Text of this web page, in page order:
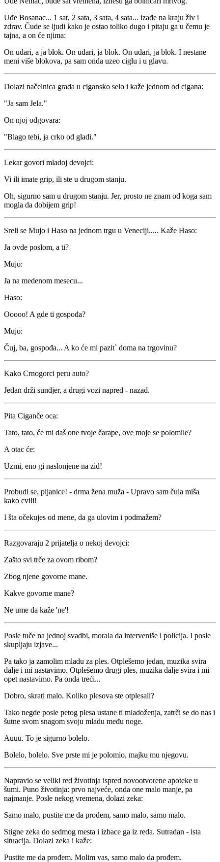
Uđe Bosanac... 1 sat, 2 sata, 3 sata, 4 sata... izađe na kraju živ i
zdrav. Čude se ljudi kako je ostao toliko dugo i pitaju ga u čemu je
tajna, a on će njima:
On udari, a ja blok. On udari, ja blok. On udari, ja blok. I nestane
meni više blokova, pa sam onda uzeo ciglu i u glavu.
Dolazi načelnica grada u cigansko selo i kaže jednom od cigana:
"Ja sam Jela."
On njoj odgovara:
"Blago tebi, ja crko od gladi."
Lekar govori mladoj devojci:
Vi ili imate grip, ili ste u drugom stanju.
Oh, sigurno sam u drugom stanju. Jer, prosto ne znam od koga sam
mogla da dobijem grip!
Sreli se Mujo i Haso na jednom trgu u Veneciji..... Kaže Haso:
Ja ovde poslom, a ti?
Mujo:
Ja na medenom mesecu...
Haso:
Ooooo! A gde ti gospođa?
Mujo:
Čuj, ba, gospođa... A ko će mi pazit` doma na trgovinu?
Kako Crnogorci peru auto?
Jedan drži sundjer, a drugi vozi napred - nazad.
Pita Ciganče oca:
Tato, tato, će mi daš one tvoje čarape, ove moje se polomile?
A otac će:
Uzmi, eno gi naslonjene na zid!
Probudi se, pijanice! - drma žena muža - Upravo sam čula miša
kako cvili!
I šta očekujes od mene, da ga ulovim i podmažem?
Razgovaraju 2 prijatelja o nekoj devojci:
Zašto svi trče za ovom ribom?
Zbog njene govorne mane.
Kakve govorne mane?
Ne ume da kaže 'ne'!
Posle tuče na jednoj svadbi, morala da interveniše i policija. I posle
skupljaju izjave...
Pa tako ja zamolim mladu za ples. Otplešemo jedan, muzika svira
dalje i mi nastavimo. Otplešemo drugi ples, muzika dalje svira i mi
opet nastavimo. Pa onda treći...
Dobro, skrati malo. Koliko plesova ste otplesali?
Tako negde posle petog plesa ustane ti mladoženja, zatrči se do nas i
šutne svom snagom svoju mladu među noge.
Auuu. To je sigurno bolelo.
Bolelo, bolelo. Sve prste mi je polomio, majku mu njegovu.
Napravio se veliki red životinja ispred novootvorene apoteke u
šumi. Puno životinja: prvo najveće, onda one malo manje, pa
najmanje. Posle nekog vremena, dolazi zeka:
Samo malo, pustite me da prođem, samo malo, samo malo.
Stigne zeka do sedmog mesta i izbace ga iz reda. Sutradan - ista
situacija. Dolazi zeka i kaže:
Pustite me da prođem. Molim vas, samo malo da prođem.